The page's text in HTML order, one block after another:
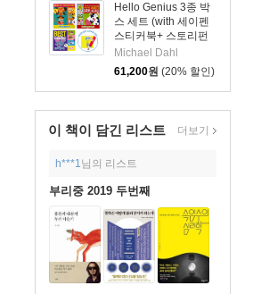
Hello Genius 3종 박
스 세트 (with 세이펜
스티커북+ 스토리펀
앱 QR 이용권)
Michael Dahl
61,200원 (20% 할인)
이 책이 담긴 리스트 더보기
h***1님의 리스트
부리중 2019 두번째